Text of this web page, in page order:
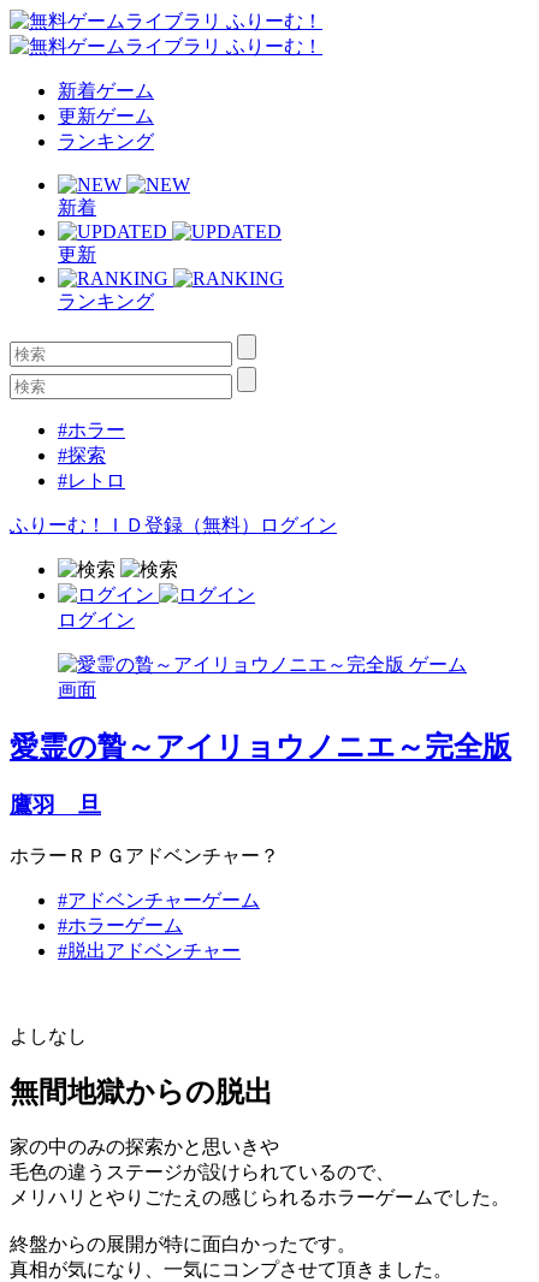
新着ゲーム
更新ゲーム
ランキング
新着
更新
ランキング
#ホラー
#探索
#レトロ
ふりーむ！ＩＤ登録（無料） ログイン
ログイン
愛霊の贄～アイリョウノニエ～完全版
鷹羽 旦
ホラーＲＰＧアドベンチャー？
#アドベンチャーゲーム
#ホラーゲーム
#脱出アドベンチャー
よしなし
無間地獄からの脱出
家の中のみの探索かと思いきや
毛色の違うステージが設けられているので、
メリハリとやりごたえの感じられるホラーゲームでした。
終盤からの展開が特に面白かったです。
真相が気になり、一気にコンプさせて頂きました。